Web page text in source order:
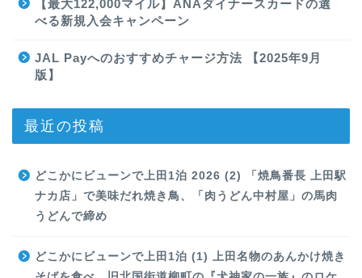
【最大122,000マイル】ANAダイナースカードの選
べる新規入会キャンペーン
JAL Payへのおすすめチャージ方法 【2025年9月
版】
最近の投稿
どこかにビューンで上田1泊 2026 (2) 「焼鳥番長 上田駅
ナカ店」で美味だれ焼き鳥、「肉うどん中村屋」の馬肉
うどんで締め
どこかにビューンで上田1泊 (1) 上田名物のあんかけ焼き